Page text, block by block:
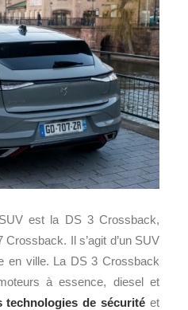
est la DS 3 Crossback,
Il s’agit d’un SUV
en ville. La DS 3 Crossback
à essence, diesel et
technologies de sécurité et